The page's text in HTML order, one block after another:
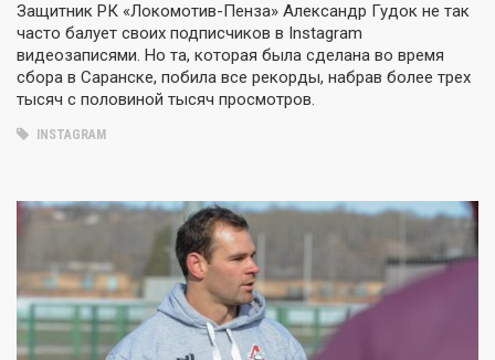
Защитник РК «Локомотив-Пенза» Александр Гудок не так
часто балует своих подписчиков в Instagram
видеозаписями. Но та, которая была сделана во время
сбора в Саранске, побила все рекорды, набрав более трех
тысяч с половиной тысяч просмотров.
INSTAGRAM